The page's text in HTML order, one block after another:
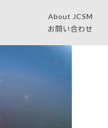
About JCSM
お問い合わせ